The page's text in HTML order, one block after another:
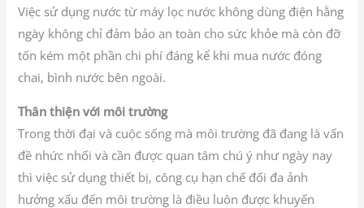
Việc sử dụng nước từ máy lọc nước không dùng điện hằng
ngày không chỉ đảm bảo an toàn cho sức khỏe mà còn đỡ
tốn kém một phần chi phí đáng kể khi mua nước đóng
chai, bình nước bên ngoài.
Thân thiện với môi trường
Trong thời đại và cuộc sống mà môi trường đã đang là vấn
đề nhức nhối và cần được quan tâm chú ý như ngày nay
thì việc sử dụng thiết bị, công cụ hạn chế đối đa ảnh
hưởng xấu đến môi trường là điều luôn được khuyến